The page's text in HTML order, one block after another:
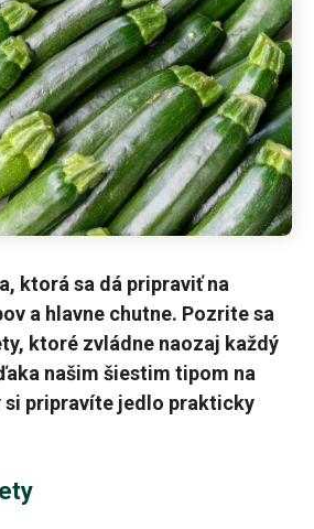
ktorá sa dá pripraviť na
a hlavne chutne. Pozrite sa
ktoré zvládne naozaj každý
našim šiestim tipom na
si pripravíte jedlo prakticky